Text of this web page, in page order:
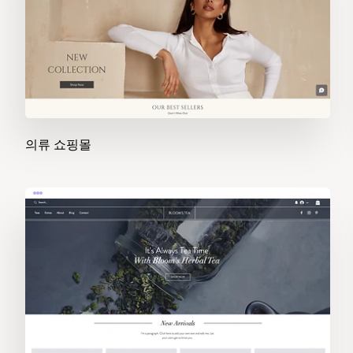
의류 쇼핑몰